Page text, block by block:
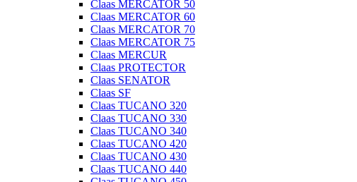
Claas MERCATOR 50
Claas MERCATOR 60
Claas MERCATOR 70
Claas MERCATOR 75
Claas MERCUR
Claas PROTECTOR
Claas SENATOR
Claas SF
Claas TUCANO 320
Claas TUCANO 330
Claas TUCANO 340
Claas TUCANO 420
Claas TUCANO 430
Claas TUCANO 440